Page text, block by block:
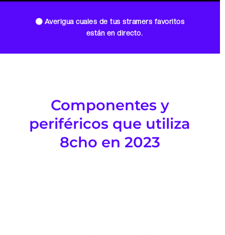
Averigua cuales de tus stramers favoritos
están en directo.
Componentes y
periféricos que utiliza
8cho en 2023